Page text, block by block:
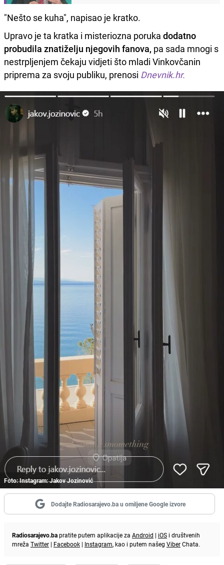
"Nešto se kuha", napisao je kratko.
Upravo je ta kratka i misteriozna poruka dodatno
probudila znatiželju njegovih fanova, pa sada mnogi s
nestrpljenjem čekaju vidjeti što mladi Vinkovčanin
priprema za svoju publiku, prenosi Dnevnik.hr.
Foto: Instagram: Jakov Jozinović
Dodajte Radiosarajevo.ba u omiljene Google izvore
Radiosarajevo.bapratite putem aplikacije za Android | iOS i društvenih
mreža Twitter | Facebook | Instagram, kao i putem našeg ViberChata.